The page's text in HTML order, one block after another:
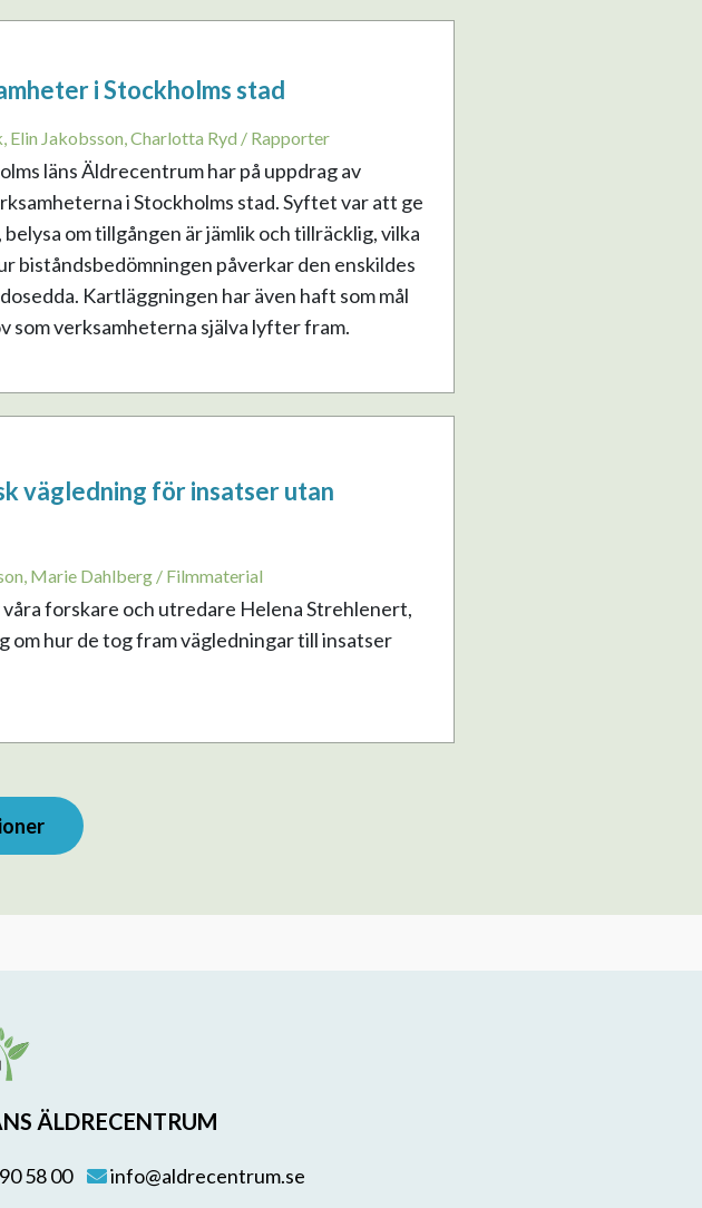
i Stockholms stad
Elin Jakobsson, Charlotta Ryd / Rapporter
läns Äldrecentrum har på uppdrag av
i Stockholms stad. Syftet var att ge
om tillgången är jämlik och tillräcklig, vilka
biståndsbedömningen påverkar den enskildes
Kartläggningen har även haft som mål
verksamheterna själva lyfter fram.
vägledning för insatser utan
Marie Dahlberg / Filmmaterial
forskare och utredare Helena Strehlenert,
om hur de tog fram vägledningar till insatser
ÄLDRECENTRUM
58 00 info@aldrecentrum.se